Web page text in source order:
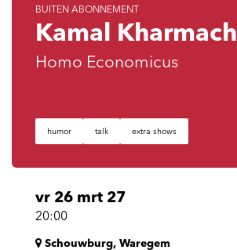
Kamal Kharmach
Homo Economicus
BUITEN ABONNEMENT
humor talk extra shows
vr 26 mrt 27
20:00
Schouwburg, Waregem